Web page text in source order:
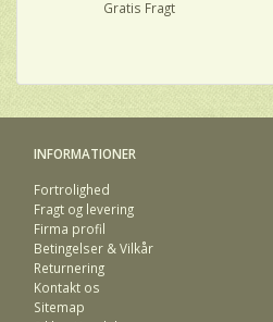
Gratis Fragt
INFORMATIONER
Fortrolighed
Fragt og levering
Firma profil
Betingelser & Vilkår
Returnering
Kontakt os
Sitemap